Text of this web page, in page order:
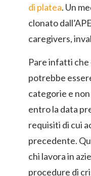
di platea. Un
clonato
caregivers,
Pare infatti che
potrebbe
categorie e
entro la data
requisiti di cui
precedente.
chi lavora in
procedure di